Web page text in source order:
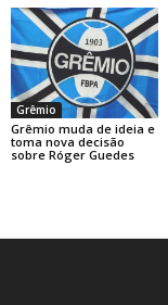
Grêmio
Grêmio muda de ideia e
toma nova decisão
sobre Róger Guedes